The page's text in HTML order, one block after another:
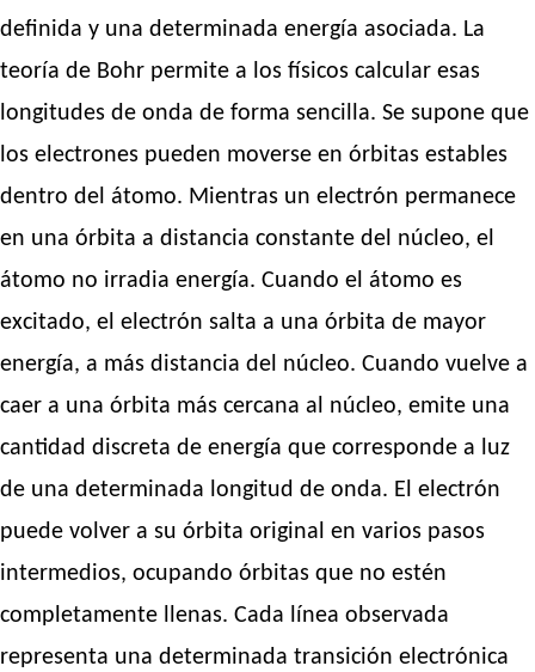
definida y una determinada energía asociada. La
teoría de Bohr permite a los físicos calcular esas
longitudes de onda de forma sencilla. Se supone que
los electrones pueden moverse en órbitas estables
dentro del átomo. Mientras un electrón permanece
en una órbita a distancia constante del núcleo, el
átomo no irradia energía. Cuando el átomo es
excitado, el electrón salta a una órbita de mayor
energía, a más distancia del núcleo. Cuando vuelve a
caer a una órbita más cercana al núcleo, emite una
cantidad discreta de energía que corresponde a luz
de una determinada longitud de onda. El electrón
puede volver a su órbita original en varios pasos
intermedios, ocupando órbitas que no estén
completamente llenas. Cada línea observada
representa una determinada transición electrónica